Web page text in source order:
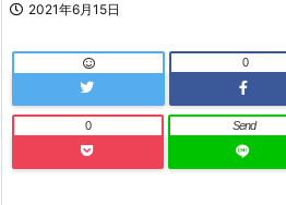
2021年6月15日
0
0 Send